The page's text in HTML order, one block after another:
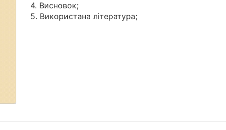
4. Висновок;
5. Використана література;